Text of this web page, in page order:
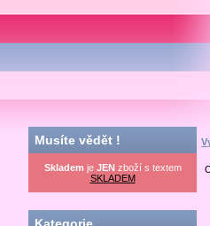
Musíte vědět !
Skladem je JENzboží s textem
SKLADEM